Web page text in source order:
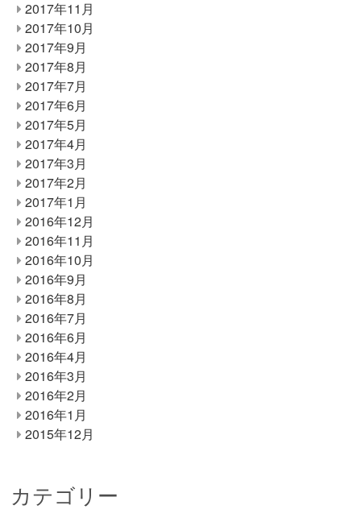
2017年11月
2017年10月
2017年9月
2017年8月
2017年7月
2017年6月
2017年5月
2017年4月
2017年3月
2017年2月
2017年1月
2016年12月
2016年11月
2016年10月
2016年9月
2016年8月
2016年7月
2016年6月
2016年4月
2016年3月
2016年2月
2016年1月
2015年12月
カテゴリー